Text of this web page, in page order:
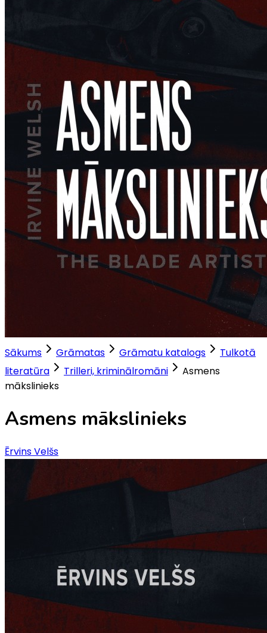
Sākums Grāmatas Grāmatu katalogs
Tulkotā
literatūra
Trilleri, kriminālromāni
Asmens
mākslinieks
Asmens mākslinieks
Ērvins Velšs